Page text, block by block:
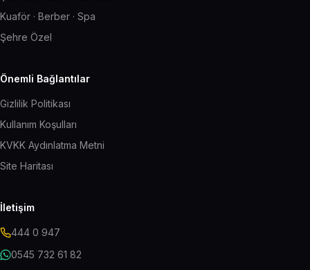
Kuaför · Berber · Spa
Şehre Özel
Önemli Bağlantılar
Gizlilik Politikası
Kullanım Koşulları
KVKK Aydınlatma Metni
Site Haritası
İletişim
444 0 947
0545 732 61 82